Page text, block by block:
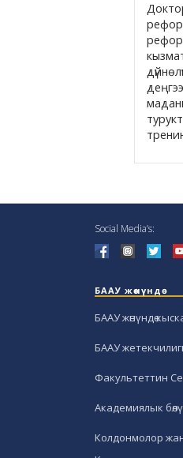
Social Media’s:
БААУ жөнүндө
БААУ жөнүндө
БААУ
Факультеттин
Академиялык
Колдонмолор